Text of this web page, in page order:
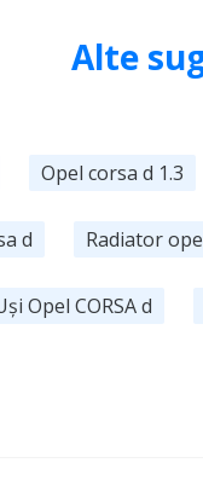
Alte
Opel corsa d 1.3
d Radiator
Opel CORSA d